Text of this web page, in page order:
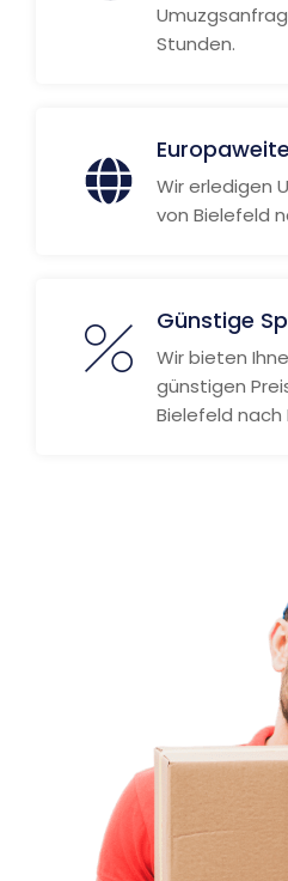
Stunden.
Wir erledigen
von Bielefeld
Günstige
Wir bieten
günstigen
Bielefeld nach